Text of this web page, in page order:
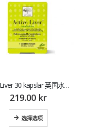
Active Liver 30 kapslar 英国水解物解酒护肝
219.00kr
选择选项